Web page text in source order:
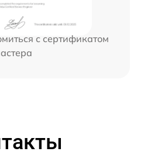
с сертификатом